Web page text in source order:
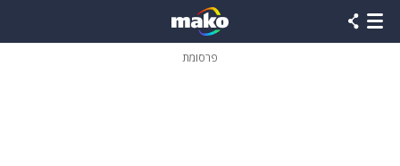
פרסומת